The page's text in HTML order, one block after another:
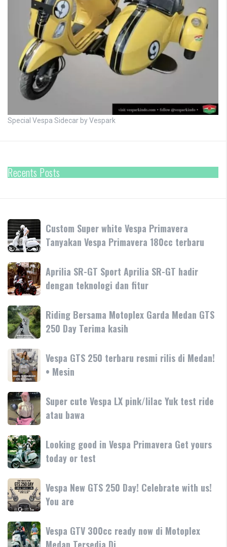
Special Vespa Sidecar by Vespark
Recents Posts
Custom
Super
white
Vespa
Primavera
Tanyakan
Vespa
Primavera
180cc
terbaru
Custom Super white Vespa Primavera
Tanyakan Vespa Primavera 180cc terbaru
Aprilia
SR-
GT
Sport
Aprilia
SR-
GT
hadir
dengan
teknologi
fitur
Aprilia SR-GT Sport Aprilia SR-GT hadir
dengan teknologi dan fitur
Riding
Bersama
Motoplex
Garda
Medan
GTS
250
Day
Terima
kasih
Riding Bersama Motoplex Garda Medan GTS
250 Day Terima kasih
Vespa
GTS
250
terbaru
resmi
rilis
di
Medan!
•
Mesin
Vespa GTS 250 terbaru resmi rilis di Medan!
• Mesin
Super
cute
Vespa
LX
pink/lilac
Yuk
test
ride
atau
bawa
Super cute Vespa LX pink/lilac Yuk test ride
atau bawa
Looking
good
in
Vespa
Primavera
Get
yours
today
or
Looking good in Vespa Primavera Get yours
today or test
Vespa
New
GTS
250
Day!
Celebrate
Vespa New GTS 250 Day! Celebrate with us!
You are
Vespa
GTV
Vespa GTV 300cc ready now di Motoplex